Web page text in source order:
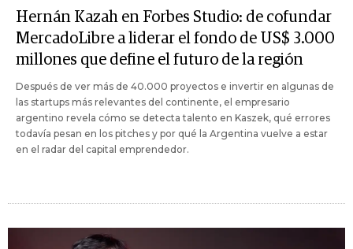
Hernán Kazah en Forbes Studio: de cofundar
MercadoLibre a liderar el fondo de US$ 3.000
millones que define el futuro de la región
Después de ver más de 40.000 proyectos e invertir en algunas de
las startups más relevantes del continente, el empresario
argentino revela cómo se detecta talento en Kaszek, qué errores
todavía pesan en los pitches y por qué la Argentina vuelve a estar
en el radar del capital emprendedor.